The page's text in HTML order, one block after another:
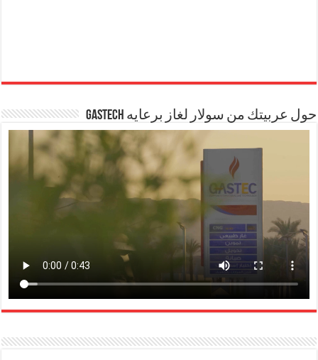
حول عربيتك من سولار لغاز برعايه GASTECH